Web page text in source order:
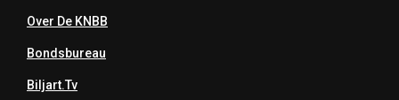
Over De KNBB
Bondsbureau
Biljart.tv